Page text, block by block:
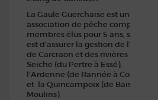
La Gaule Guerchaise est une
association de pêche composée de
membres élus pour 5 ans, sont rôle
est d’assurer la gestion de l’étang
de Carcraon et des rivières : La
Seiche (du Pertre à Essé),
l’Ardenne (de Rannée à Coësmes)
et la Quincampoix (de Bais à
Moulins).